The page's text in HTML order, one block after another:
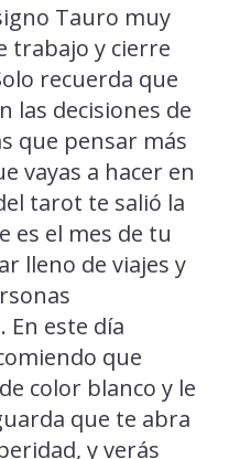
Tauro muy
trabajo y cierre
recuerda que
las decisiones de
que pensar más
vayas a hacer en
tarot te salió la
es el mes de tu
lleno de viajes y
En este día
que
color blanco y le
que te abra
y verás